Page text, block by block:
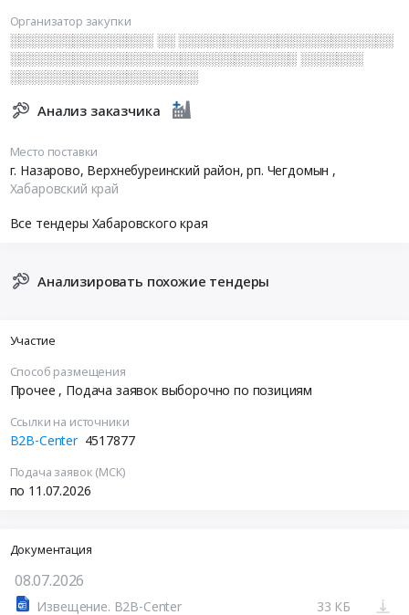
Организатор закупки
░░░░░░░░░░░░░░░░ ░░ ░░░░░░░░░░░░░░░░░░░░░░░░
░░░░░░░░░░░░░░░░░░░░░░░░░░░░░░░░ ░░░░░░░
░░░░░░░░░░░░░░░░░░░░░
Анализ заказчика
Место поставки
г. Назарово, Верхнебуреинский район, рп. Чегдомын ,
Хабаровский край
Все тендеры Хабаровского края
Анализировать похожие тендеры
Участие
Способ размещения
Прочее , Подача заявок выборочно по позициям
Ссылки на источники
B2B-Center 4517877
Подача заявок (МСК)
по 11.07.2026
Документация
08.07.2026
Извещение. B2B-Center 33 КБ